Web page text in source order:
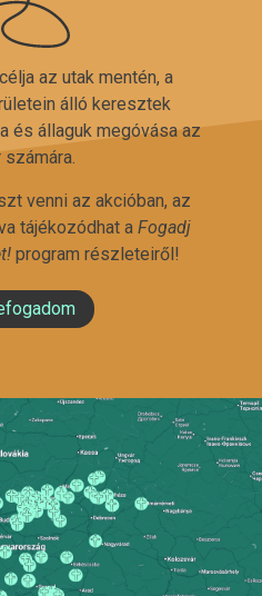
az utak mentén, a
álló keresztek
és állaguk megóvása az
venni az akcióban, az
tájékozódhat a Fogadj
program részleteiről!